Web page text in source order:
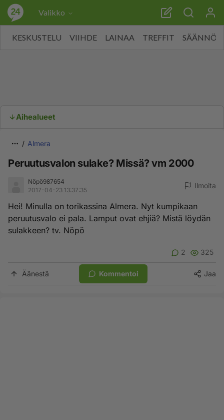
Valikko
KESKUSTELU VIIHDE LAINAA TREFFIT SÄÄNNÖT
Aihealueet
Almera
Peruutusvalon sulake? Missä? vm 2000
Nöpö987654
2017-04-23 13:37:35
Ilmoita
Hei! Minulla on torikassina Almera. Nyt kumpikaan
peruutusvalo ei pala. Lamput ovat ehjiä? Mistä löydän
sulakkeen? tv. Nöpö
2 325
Äänestä Kommentoi Jaa